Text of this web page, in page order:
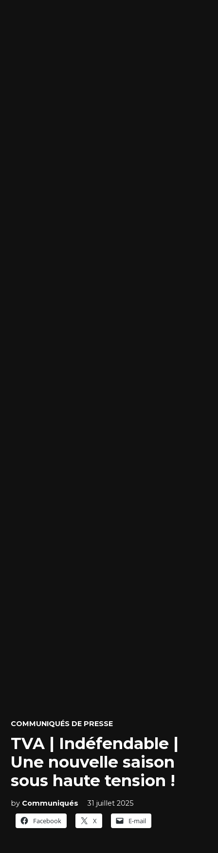
POSTED
COMMUNIQUÉS DE PRESSE
TVA | Indéfendable |
Une nouvelle saison
sous haute tension !
by Communiqués
31 juillet 2025
Facebook
X E-mail